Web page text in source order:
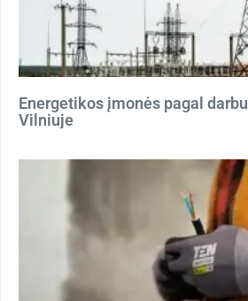
Energetikos įmonės pagal
Vilniuje